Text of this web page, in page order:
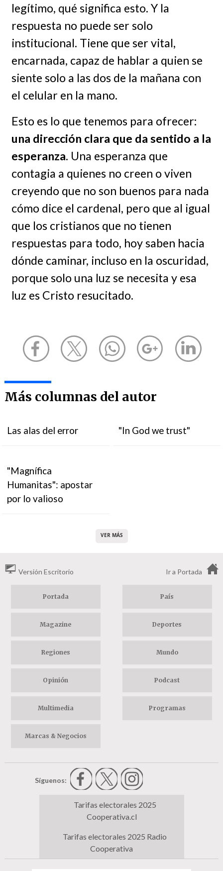
legítimo, qué significa esto. Y la
respuesta no puede ser solo
institucional. Tiene que ser vital,
encarnada, capaz de hablar a quien se
siente solo a las dos de la mañana con
el celular en la mano.
Esto es lo que tenemos para ofrecer:
una dirección clara que da sentido a la
esperanza. Una esperanza que
contagia a quienes no creen o viven
creyendo que no son buenos para nada
cómo dice el cardenal, pero que al igual
que los cristianos que no tienen
respuestas para todo, hoy saben hacia
dónde caminar, incluso en la oscuridad,
porque solo una luz se necesita y esa
luz es Cristo resucitado.
Más columnas del autor
Las alas del error "In God we trust"
"Magnífica
Humanitas": apostar
por lo valioso
VER MÁS
Versión Escritorio Ir a Portada
Portada País
Magazine Deportes
Regiones Mundo
Opinión Podcast
Multimedia Programas
Marcas & Negocios
Síguenos:
Tarifas electorales 2025
Cooperativa.cl
Tarifas electorales 2025 Radio
Cooperativa